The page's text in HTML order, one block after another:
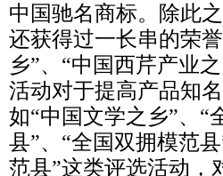
中国驰名商标。除此
还获得过一长串的荣
乡”、“中国西芹产业
活动对于提高产品知
如“中国文学之乡”、“
县”、“全国双拥模范
范县”这类评选活动，